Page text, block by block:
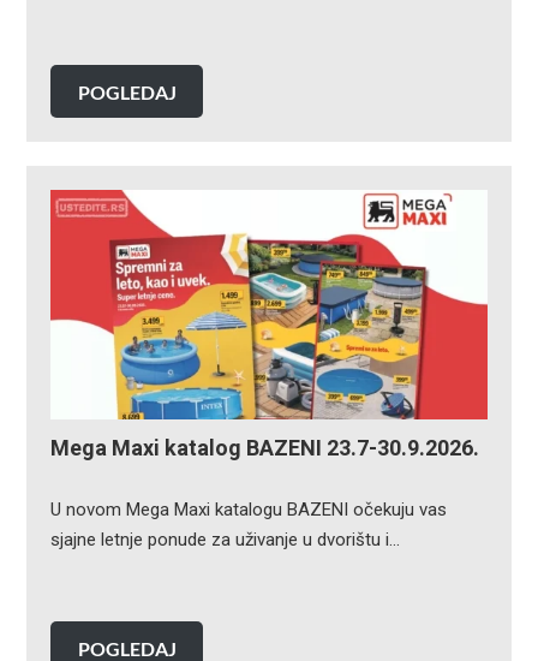
POGLEDAJ
Mega Maxi katalog BAZENI 23.7-30.9.2026.
U novom Mega Maxi katalogu BAZENI očekuju vas
sjajne letnje ponude za uživanje u dvorištu i…
POGLEDAJ